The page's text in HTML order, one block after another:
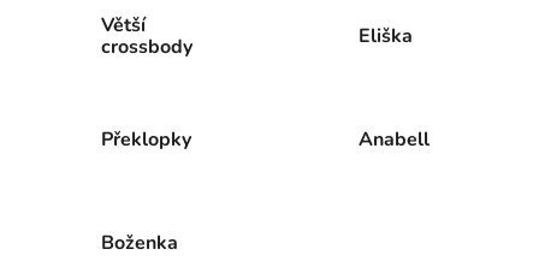
Větší
crossbody
Eliška
Překlopky Anabell
Boženka